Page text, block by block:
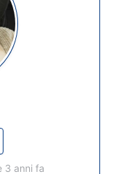
3 anni fa